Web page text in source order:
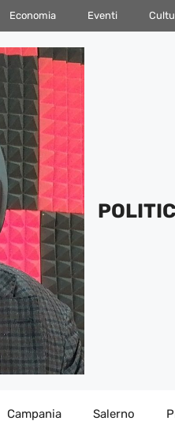
Economia Eventi
Campania Salerno